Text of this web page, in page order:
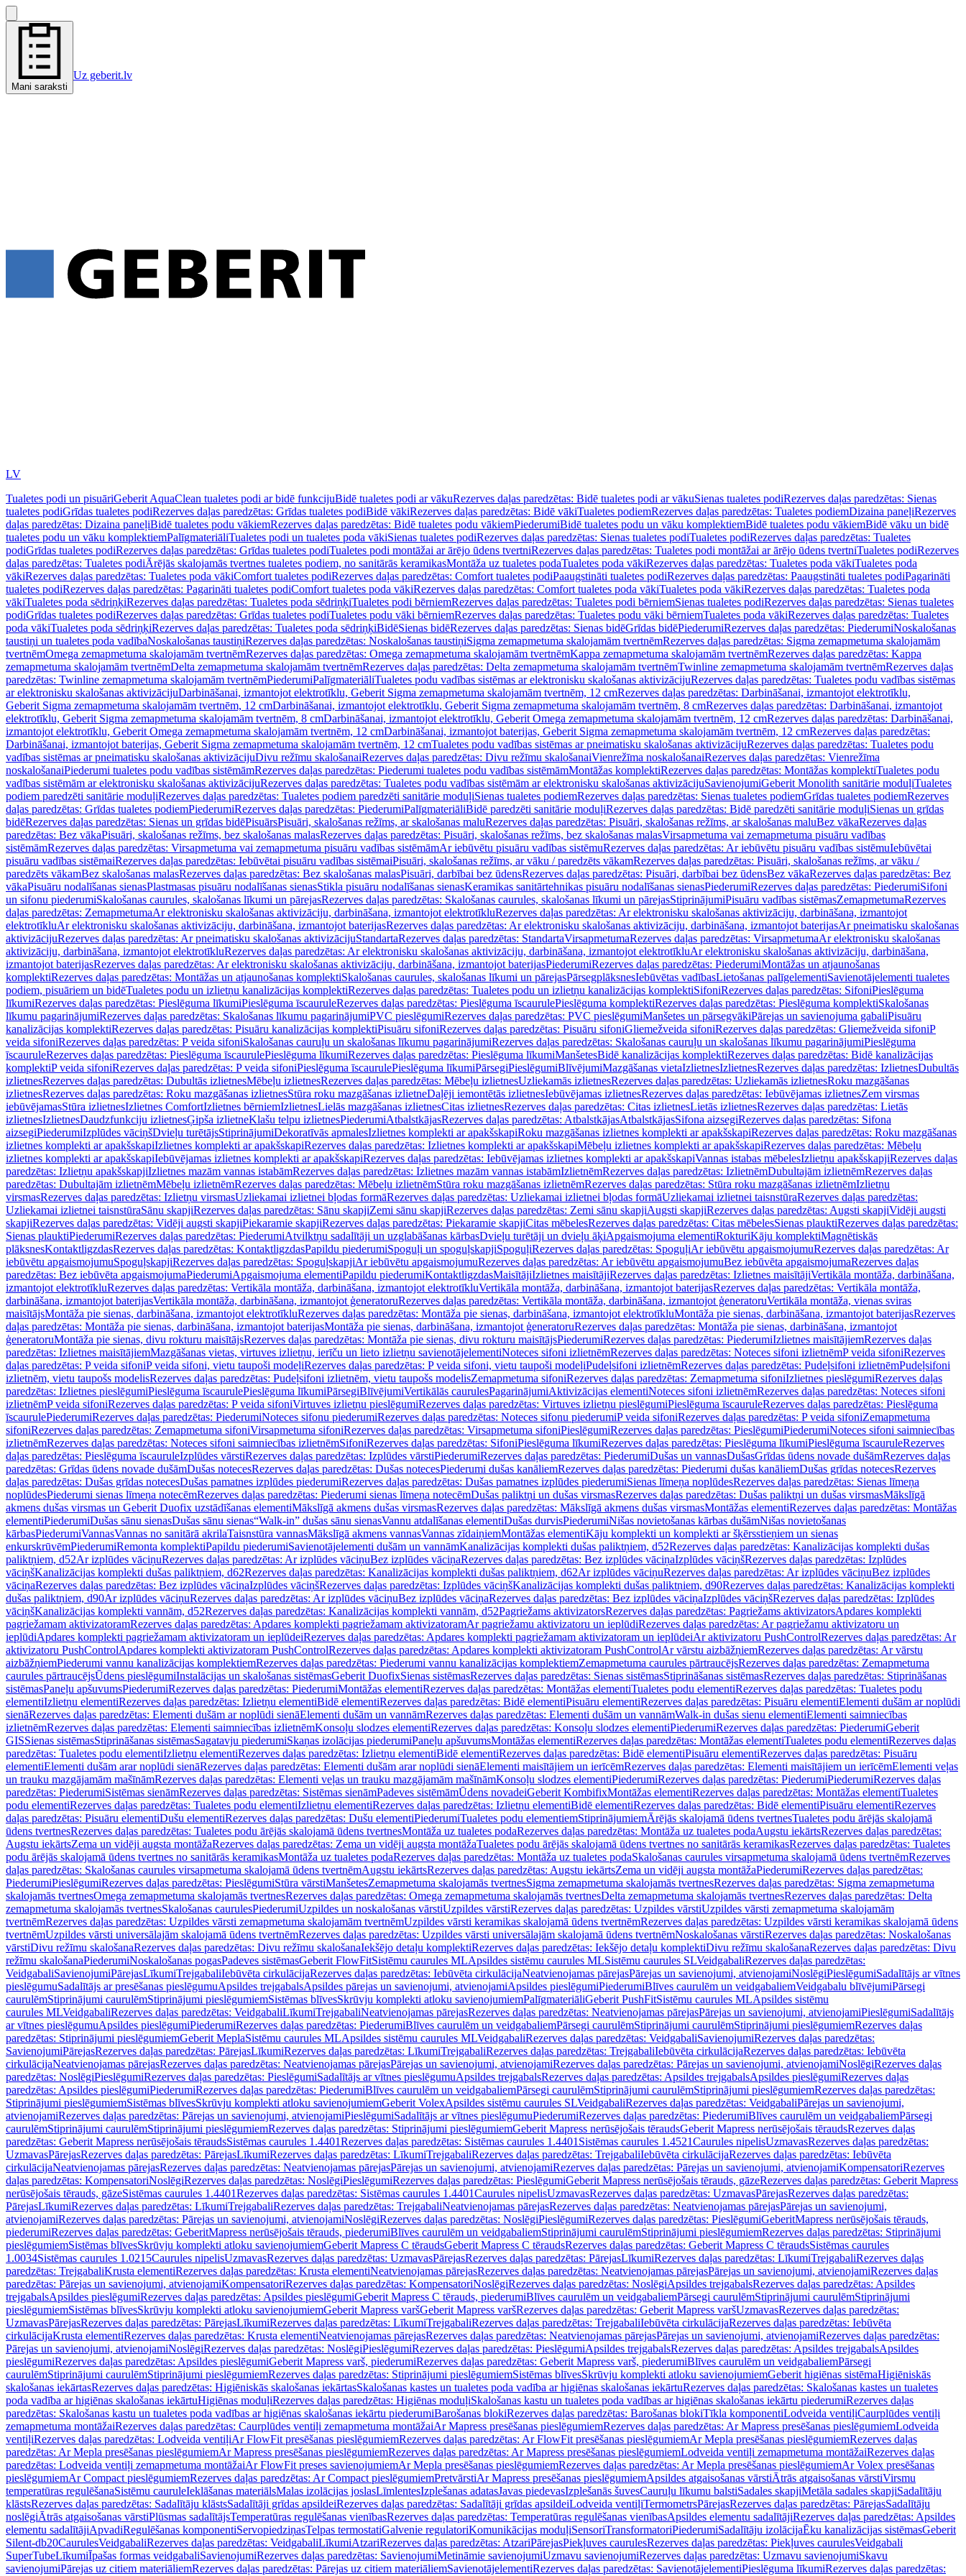
Mani saraksti
Uz geberit.lv
LV
Tualetes podi un pisuāriGeberit AquaClean tualetes podi ar bidē funkcijuBidē tualetes podi ar vākuRezerves daļas paredzētas: Bidē tualetes podi ar vākuSienas tualetes podiRezerves daļas paredzētas: Sienas
tualetes podiGrīdas tualetes podiRezerves daļas paredzētas: Grīdas tualetes podiBidē vākiRezerves daļas paredzētas: Bidē vākiTualetes podiemRezerves daļas paredzētas: Tualetes podiemDizaina paneļiRezerves
daļas paredzētas: Dizaina paneļiBidē tualetes podu vākiemRezerves daļas paredzētas: Bidē tualetes podu vākiemPiederumiBidē tualetes podu un vāku komplektiemBidē tualetes podu vākiemBidē vāku un bidē
tualetes podu un vāku komplektiemPalīgmateriāliTualetes podi un tualetes poda vākiSienas tualetes podiRezerves daļas paredzētas: Sienas tualetes podiTualetes podiRezerves daļas paredzētas: Tualetes
podiGrīdas tualetes podiRezerves daļas paredzētas: Grīdas tualetes podiTualetes podi montāžai ar ārējo ūdens tvertniRezerves daļas paredzētas: Tualetes podi montāžai ar ārējo ūdens tvertniTualetes podiRezerves
daļas paredzētas: Tualetes podiĀrējās skalojamās tvertnes tualetes podiem, no sanitārās keramikasMontāža uz tualetes podaTualetes poda vākiRezerves daļas paredzētas: Tualetes poda vākiTualetes poda
vākiRezerves daļas paredzētas: Tualetes poda vākiComfort tualetes podiRezerves daļas paredzētas: Comfort tualetes podiPaaugstināti tualetes podiRezerves daļas paredzētas: Paaugstināti tualetes podiPagarināti
tualetes podiRezerves daļas paredzētas: Pagarināti tualetes podiComfort tualetes poda vākiRezerves daļas paredzētas: Comfort tualetes poda vākiTualetes poda vākiRezerves daļas paredzētas: Tualetes poda
vākiTualetes poda sēdriņķiRezerves daļas paredzētas: Tualetes poda sēdriņķiTualetes podi bērniemRezerves daļas paredzētas: Tualetes podi bērniemSienas tualetes podiRezerves daļas paredzētas: Sienas tualetes
podiGrīdas tualetes podiRezerves daļas paredzētas: Grīdas tualetes podiTualetes podu vāki bērniemRezerves daļas paredzētas: Tualetes podu vāki bērniemTualetes poda vākiRezerves daļas paredzētas: Tualetes
poda vākiTualetes poda sēdriņķiRezerves daļas paredzētas: Tualetes poda sēdriņķiBidēSienas bidēRezerves daļas paredzētas: Sienas bidēGrīdas bidēPiederumiRezerves daļas paredzētas: PiederumiNoskalošanas
taustiņi un tualetes poda vadībaNoskalošanas taustiņiRezerves daļas paredzētas: Noskalošanas taustiņiSigma zemapmetuma skalojamām tvertnēmRezerves daļas paredzētas: Sigma zemapmetuma skalojamām
tvertnēmOmega zemapmetuma skalojamām tvertnēmRezerves daļas paredzētas: Omega zemapmetuma skalojamām tvertnēmKappa zemapmetuma skalojamām tvertnēmRezerves daļas paredzētas: Kappa
zemapmetuma skalojamām tvertnēmDelta zemapmetuma skalojamām tvertnēmRezerves daļas paredzētas: Delta zemapmetuma skalojamām tvertnēmTwinline zemapmetuma skalojamām tvertnēmRezerves daļas
paredzētas: Twinline zemapmetuma skalojamām tvertnēmPiederumiPalīgmateriāliTualetes podu vadības sistēmas ar elektronisku skalošanas aktivizācijuRezerves daļas paredzētas: Tualetes podu vadības sistēmas
ar elektronisku skalošanas aktivizācijuDarbināšanai, izmantojot elektrotīklu, Geberit Sigma zemapmetuma skalojamām tvertnēm, 12 cmRezerves daļas paredzētas: Darbināšanai, izmantojot elektrotīklu,
Geberit Sigma zemapmetuma skalojamām tvertnēm, 12 cmDarbināšanai, izmantojot elektrotīklu, Geberit Sigma zemapmetuma skalojamām tvertnēm, 8 cmRezerves daļas paredzētas: Darbināšanai, izmantojot
elektrotīklu, Geberit Sigma zemapmetuma skalojamām tvertnēm, 8 cmDarbināšanai, izmantojot elektrotīklu, Geberit Omega zemapmetuma skalojamām tvertnēm, 12 cmRezerves daļas paredzētas: Darbināšanai,
izmantojot elektrotīklu, Geberit Omega zemapmetuma skalojamām tvertnēm, 12 cmDarbināšanai, izmantojot baterijas, Geberit Sigma zemapmetuma skalojamām tvertnēm, 12 cmRezerves daļas paredzētas:
Darbināšanai, izmantojot baterijas, Geberit Sigma zemapmetuma skalojamām tvertnēm, 12 cmTualetes podu vadības sistēmas ar pneimatisku skalošanas aktivizācijuRezerves daļas paredzētas: Tualetes podu
vadības sistēmas ar pneimatisku skalošanas aktivizācijuDivu režīmu skalošanaiRezerves daļas paredzētas: Divu režīmu skalošanaiVienrežīma noskalošanaiRezerves daļas paredzētas: Vienrežīma
noskalošanaiPiederumi tualetes podu vadības sistēmāmRezerves daļas paredzētas: Piederumi tualetes podu vadības sistēmāmMontāžas komplektiRezerves daļas paredzētas: Montāžas komplektiTualetes podu
vadības sistēmām ar elektronisku skalošanas aktivizācijuRezerves daļas paredzētas: Tualetes podu vadības sistēmām ar elektronisku skalošanas aktivizācijuSavienojumiGeberit Monolith sanitārie moduļiTualetes
podiem paredzēti sanitārie moduļiRezerves daļas paredzētas: Tualetes podiem paredzēti sanitārie moduļiSienas tualetes podiemRezerves daļas paredzētas: Sienas tualetes podiemGrīdas tualetes podiemRezerves
daļas paredzētas: Grīdas tualetes podiemPiederumiRezerves daļas paredzētas: PiederumiPalīgmateriāliBidē paredzēti sanitārie moduļiRezerves daļas paredzētas: Bidē paredzēti sanitārie moduļiSienas un grīdas
bidēRezerves daļas paredzētas: Sienas un grīdas bidēPisuārsPisuāri, skalošanas režīms, ar skalošanas maluRezerves daļas paredzētas: Pisuāri, skalošanas režīms, ar skalošanas maluBez vākaRezerves daļas
paredzētas: Bez vākaPisuāri, skalošanas režīms, bez skalošanas malasRezerves daļas paredzētas: Pisuāri, skalošanas režīms, bez skalošanas malasVirsapmetuma vai zemapmetuma pisuāru vadības
sistēmāmRezerves daļas paredzētas: Virsapmetuma vai zemapmetuma pisuāru vadības sistēmāmAr iebūvētu pisuāru vadības sistēmuRezerves daļas paredzētas: Ar iebūvētu pisuāru vadības sistēmuIebūvētai
pisuāru vadības sistēmaiRezerves daļas paredzētas: Iebūvētai pisuāru vadības sistēmaiPisuāri, skalošanas režīms, ar vāku / paredzēts vākamRezerves daļas paredzētas: Pisuāri, skalošanas režīms, ar vāku /
paredzēts vākamBez skalošanas malasRezerves daļas paredzētas: Bez skalošanas malasPisuāri, darbībai bez ūdensRezerves daļas paredzētas: Pisuāri, darbībai bez ūdensBez vākaRezerves daļas paredzētas: Bez
vākaPisuāru nodalīšanas sienasPlastmasas pisuāru nodalīšanas sienasStikla pisuāru nodalīšanas sienasKeramikas sanitārtehnikas pisuāru nodalīšanas sienasPiederumiRezerves daļas paredzētas: PiederumiSifoni
un sifonu piederumiSkalošanas caurules, skalošanas līkumi un pārejasRezerves daļas paredzētas: Skalošanas caurules, skalošanas līkumi un pārejasStiprinājumiPisuāru vadības sistēmasZemapmetumaRezerves
daļas paredzētas: ZemapmetumaAr elektronisku skalošanas aktivizāciju, darbināšana, izmantojot elektrotīkluRezerves daļas paredzētas: Ar elektronisku skalošanas aktivizāciju, darbināšana, izmantojot
elektrotīkluAr elektronisku skalošanas aktivizāciju, darbināšana, izmantojot baterijasRezerves daļas paredzētas: Ar elektronisku skalošanas aktivizāciju, darbināšana, izmantojot baterijasAr pneimatisku skalošanas
aktivizācijuRezerves daļas paredzētas: Ar pneimatisku skalošanas aktivizācijuStandartaRezerves daļas paredzētas: StandartaVirsapmetumaRezerves daļas paredzētas: VirsapmetumaAr elektronisku skalošanas
aktivizāciju, darbināšana, izmantojot elektrotīkluRezerves daļas paredzētas: Ar elektronisku skalošanas aktivizāciju, darbināšana, izmantojot elektrotīkluAr elektronisku skalošanas aktivizāciju, darbināšana,
izmantojot baterijasRezerves daļas paredzētas: Ar elektronisku skalošanas aktivizāciju, darbināšana, izmantojot baterijasPiederumiRezerves daļas paredzētas: PiederumiMontāžas un atjaunošanas
komplektiRezerves daļas paredzētas: Montāžas un atjaunošanas komplektiSkalošanas caurules, skalošanas līkumi un pārejasPārsegplāksnesIebūvētas vadībasLietošanas palīgelementiSavienotājelementi tualetes
podiem, pisuāriem un bidēTualetes podu un izlietņu kanalizācijas komplektiRezerves daļas paredzētas: Tualetes podu un izlietņu kanalizācijas komplektiSifoniRezerves daļas paredzētas: SifoniPieslēguma
līkumiRezerves daļas paredzētas: Pieslēguma līkumiPieslēguma īscauruleRezerves daļas paredzētas: Pieslēguma īscaurulePieslēguma komplektiRezerves daļas paredzētas: Pieslēguma komplektiSkalošanas
līkumu pagarinājumiRezerves daļas paredzētas: Skalošanas līkumu pagarinājumiPVC pieslēgumiRezerves daļas paredzētas: PVC pieslēgumiManšetes un pārsegvākiPārejas un savienojuma gabaliPisuāru
kanalizācijas komplektiRezerves daļas paredzētas: Pisuāru kanalizācijas komplektiPisuāru sifoniRezerves daļas paredzētas: Pisuāru sifoniGliemežveida sifoniRezerves daļas paredzētas: Gliemežveida sifoniP
veida sifoniRezerves daļas paredzētas: P veida sifoniSkalošanas cauruļu un skalošanas līkumu pagarinājumiRezerves daļas paredzētas: Skalošanas cauruļu un skalošanas līkumu pagarinājumiPieslēguma
īscauruleRezerves daļas paredzētas: Pieslēguma īscaurulePieslēguma līkumiRezerves daļas paredzētas: Pieslēguma līkumiManšetesBidē kanalizācijas komplektiRezerves daļas paredzētas: Bidē kanalizācijas
komplektiP veida sifoniRezerves daļas paredzētas: P veida sifoniPieslēguma īscaurulePieslēguma līkumiPārsegiPieslēgumiBlīvējumiMazgāšanas vietaIzlietnesIzlietnesRezerves daļas paredzētas: IzlietnesDubultās
izlietnesRezerves daļas paredzētas: Dubultās izlietnesMēbeļu izlietnesRezerves daļas paredzētas: Mēbeļu izlietnesUzliekamās izlietnesRezerves daļas paredzētas: Uzliekamās izlietnesRoku mazgāšanas
izlietnesRezerves daļas paredzētas: Roku mazgāšanas izlietnesStūra roku mazgāšanas izlietneDaļēji iemontētās izlietnesIebūvējamas izlietnesRezerves daļas paredzētas: Iebūvējamas izlietnesZem virsmas
iebūvējamasStūra izlietnesIzlietnes ComfortIzlietnes bērniemIzlietnesLielās mazgāšanas izlietnesCitas izlietnesRezerves daļas paredzētas: Citas izlietnesLietās izlietnesRezerves daļas paredzētas: Lietās
izlietnesIzlietnesDaudzfunkciju izlietnesĢipša izlietneKlašu telpu izlietnesPiederumiAtbalstkājasRezerves daļas paredzētas: AtbalstkājasAtbalstkājasSifona aizsegiRezerves daļas paredzētas: Sifona
aizsegiPiederumiIzplūdes vāciņšDvieļu turētājsStiprinājumiDekoratīvās apmalesIzlietnes komplekti ar apakšskapiRoku mazgāšanas izlietnes komplekti ar apakšskapiRezerves daļas paredzētas: Roku mazgāšanas
izlietnes komplekti ar apakšskapiIzlietnes komplekti ar apakšskapiRezerves daļas paredzētas: Izlietnes komplekti ar apakšskapiMēbeļu izlietnes komplekti ar apakšskapiRezerves daļas paredzētas: Mēbeļu
izlietnes komplekti ar apakšskapiIebūvējamas izlietnes komplekti ar apakšskapiRezerves daļas paredzētas: Iebūvējamas izlietnes komplekti ar apakšskapiVannas istabas mēbelesIzlietņu apakšskapjiRezerves daļas
paredzētas: Izlietņu apakšskapjiIzlietnes mazām vannas istabāmRezerves daļas paredzētas: Izlietnes mazām vannas istabāmIzlietnēmRezerves daļas paredzētas: IzlietnēmDubultajām izlietnēmRezerves daļas
paredzētas: Dubultajām izlietnēmMēbeļu izlietnēmRezerves daļas paredzētas: Mēbeļu izlietnēmStūra roku mazgāšanas izlietnēmRezerves daļas paredzētas: Stūra roku mazgāšanas izlietnēmIzlietņu
virsmasRezerves daļas paredzētas: Izlietņu virsmasUzliekamai izlietnei bļodas formāRezerves daļas paredzētas: Uzliekamai izlietnei bļodas formāUzliekamai izlietnei taisnstūraRezerves daļas paredzētas:
Uzliekamai izlietnei taisnstūraSānu skapjiRezerves daļas paredzētas: Sānu skapjiZemi sānu skapjiRezerves daļas paredzētas: Zemi sānu skapjiAugsti skapjiRezerves daļas paredzētas: Augsti skapjiVidēji augsti
skapjiRezerves daļas paredzētas: Vidēji augsti skapjiPiekaramie skapjiRezerves daļas paredzētas: Piekaramie skapjiCitas mēbelesRezerves daļas paredzētas: Citas mēbelesSienas plauktiRezerves daļas paredzētas:
Sienas plauktiPiederumiRezerves daļas paredzētas: PiederumiAtvilktņu sadalītāji un uzglabāšanas kārbasDvieļu turētāji un dvieļu āķiApgaismojuma elementiRokturiKāju komplektiMagnētiskās
plāksnesKontaktligzdasRezerves daļas paredzētas: KontaktligzdasPapildu piederumiSpoguļi un spoguļskapjiSpoguļiRezerves daļas paredzētas: SpoguļiAr iebūvētu apgaismojumuRezerves daļas paredzētas: Ar
iebūvētu apgaismojumuSpoguļskapjiRezerves daļas paredzētas: SpoguļskapjiAr iebūvētu apgaismojumuRezerves daļas paredzētas: Ar iebūvētu apgaismojumuBez iebūvēta apgaismojumaRezerves daļas
paredzētas: Bez iebūvēta apgaismojumaPiederumiApgaismojuma elementiPapildu piederumiKontaktligzdasMaisītājiIzlietnes maisītājiRezerves daļas paredzētas: Izlietnes maisītājiVertikāla montāža, darbināšana,
izmantojot elektrotīkluRezerves daļas paredzētas: Vertikāla montāža, darbināšana, izmantojot elektrotīkluVertikāla montāža, darbināšana, izmantojot baterijasRezerves daļas paredzētas: Vertikāla montāža,
darbināšana, izmantojot baterijasVertikāla montāža, darbināšana, izmantojot ģeneratoruRezerves daļas paredzētas: Vertikāla montāža, darbināšana, izmantojot ģeneratoruVertikāla montāža, vienas sviras
maisītājsMontāža pie sienas, darbināšana, izmantojot elektrotīkluRezerves daļas paredzētas: Montāža pie sienas, darbināšana, izmantojot elektrotīkluMontāža pie sienas, darbināšana, izmantojot baterijasRezerves
daļas paredzētas: Montāža pie sienas, darbināšana, izmantojot baterijasMontāža pie sienas, darbināšana, izmantojot ģeneratoruRezerves daļas paredzētas: Montāža pie sienas, darbināšana, izmantojot
ģeneratoruMontāža pie sienas, divu rokturu maisītājsRezerves daļas paredzētas: Montāža pie sienas, divu rokturu maisītājsPiederumiRezerves daļas paredzētas: PiederumiIzlietnes maisītājiemRezerves daļas
paredzētas: Izlietnes maisītājiemMazgāšanas vietas, virtuves izlietņu, ierīču un lieto izlietņu savienotājelementiNoteces sifoni izlietnēmRezerves daļas paredzētas: Noteces sifoni izlietnēmP veida sifoniRezerves
daļas paredzētas: P veida sifoniP veida sifoni, vietu taupoši modeļiRezerves daļas paredzētas: P veida sifoni, vietu taupoši modeļiPudeļsifoni izlietnēmRezerves daļas paredzētas: Pudeļsifoni izlietnēmPudeļsifoni
izlietnēm, vietu taupošs modelisRezerves daļas paredzētas: Pudeļsifoni izlietnēm, vietu taupošs modelisZemapmetuma sifoniRezerves daļas paredzētas: Zemapmetuma sifoniIzlietnes pieslēgumiRezerves daļas
paredzētas: Izlietnes pieslēgumiPieslēguma īscaurulePieslēguma līkumiPārsegiBlīvējumiVertikālās caurulesPagarinājumiAktivizācijas elementiNoteces sifoni izlietnēmRezerves daļas paredzētas: Noteces sifoni
izlietnēmP veida sifoniRezerves daļas paredzētas: P veida sifoniVirtuves izlietņu pieslēgumiRezerves daļas paredzētas: Virtuves izlietņu pieslēgumiPieslēguma īscauruleRezerves daļas paredzētas: Pieslēguma
īscaurulePiederumiRezerves daļas paredzētas: PiederumiNoteces sifonu piederumiRezerves daļas paredzētas: Noteces sifonu piederumiP veida sifoniRezerves daļas paredzētas: P veida sifoniZemapmetuma
sifoniRezerves daļas paredzētas: Zemapmetuma sifoniVirsapmetuma sifoniRezerves daļas paredzētas: Virsapmetuma sifoniPieslēgumiRezerves daļas paredzētas: PieslēgumiPiederumiNoteces sifoni saimniecības
izlietnēmRezerves daļas paredzētas: Noteces sifoni saimniecības izlietnēmSifoniRezerves daļas paredzētas: SifoniPieslēguma līkumiRezerves daļas paredzētas: Pieslēguma līkumiPieslēguma īscauruleRezerves
daļas paredzētas: Pieslēguma īscauruleIzplūdes vārstiRezerves daļas paredzētas: Izplūdes vārstiPiederumiRezerves daļas paredzētas: PiederumiDušas un vannasDušasGrīdas ūdens novade dušāmRezerves daļas
paredzētas: Grīdas ūdens novade dušāmDušas notecesRezerves daļas paredzētas: Dušas notecesPiederumi dušas kanāliemRezerves daļas paredzētas: Piederumi dušas kanāliemDušas grīdas notecesRezerves
daļas paredzētas: Dušas grīdas notecesDušas pamatnes izplūdes piederumiRezerves daļas paredzētas: Dušas pamatnes izplūdes piederumiSienas līmeņa noplūdesRezerves daļas paredzētas: Sienas līmeņa
noplūdesPiederumi sienas līmeņa notecēmRezerves daļas paredzētas: Piederumi sienas līmeņa notecēmDušas paliktņi un dušas virsmasRezerves daļas paredzētas: Dušas paliktņi un dušas virsmasMākslīgā
akmens dušas virsmas un Geberit Duofix uzstādīšanas elementiMākslīgā akmens dušas virsmasRezerves daļas paredzētas: Mākslīgā akmens dušas virsmasMontāžas elementiRezerves daļas paredzētas: Montāžas
elementiPiederumiDušas sānu sienasDušas sānu sienas“Walk-in” dušas sānu sienasVannu atdalīšanas elementiDušas durvisPiederumiNišas novietošanas kārbas dušāmNišas novietošanas
kārbasPiederumiVannasVannas no sanitārā akrilaTaisnstūra vannasMākslīgā akmens vannasVannas zīdaiņiemMontāžas elementiKāju komplekti un komplekti ar šķērsstieņiem un sienas
enkurskrūvēmPiederumiRemonta komplektiPapildu piederumiSavienotājelementi dušām un vannāmKanalizācijas komplekti dušas paliktņiem, d52Rezerves daļas paredzētas: Kanalizācijas komplekti dušas
paliktņiem, d52Ar izplūdes vāciņuRezerves daļas paredzētas: Ar izplūdes vāciņuBez izplūdes vāciņaRezerves daļas paredzētas: Bez izplūdes vāciņaIzplūdes vāciņšRezerves daļas paredzētas: Izplūdes
vāciņšKanalizācijas komplekti dušas paliktņiem, d62Rezerves daļas paredzētas: Kanalizācijas komplekti dušas paliktņiem, d62Ar izplūdes vāciņuRezerves daļas paredzētas: Ar izplūdes vāciņuBez izplūdes
vāciņaRezerves daļas paredzētas: Bez izplūdes vāciņaIzplūdes vāciņšRezerves daļas paredzētas: Izplūdes vāciņšKanalizācijas komplekti dušas paliktņiem, d90Rezerves daļas paredzētas: Kanalizācijas komplekti
dušas paliktņiem, d90Ar izplūdes vāciņuRezerves daļas paredzētas: Ar izplūdes vāciņuBez izplūdes vāciņaRezerves daļas paredzētas: Bez izplūdes vāciņaIzplūdes vāciņšRezerves daļas paredzētas: Izplūdes
vāciņšKanalizācijas komplekti vannām, d52Rezerves daļas paredzētas: Kanalizācijas komplekti vannām, d52Pagriežams aktivizatorsRezerves daļas paredzētas: Pagriežams aktivizatorsApdares komplekti
pagriežamam aktivizatoramRezerves daļas paredzētas: Apdares komplekti pagriežamam aktivizatoramAr pagriežamu aktivizatoru un ieplūdiRezerves daļas paredzētas: Ar pagriežamu aktivizatoru un
ieplūdiApdares komplekti pagriežamam aktivizatoram un ieplūdeiRezerves daļas paredzētas: Apdares komplekti pagriežamam aktivizatoram un ieplūdeiAr aktivizatoru PushControlRezerves daļas paredzētas: Ar
aktivizatoru PushControlApdares komplekti aktivizatoram PushControlRezerves daļas paredzētas: Apdares komplekti aktivizatoram PushControlAr vārstu aizbāžņiemRezerves daļas paredzētas: Ar vārstu
aizbāžņiemPiederumi vannu kanalizācijas komplektiemRezerves daļas paredzētas: Piederumi vannu kanalizācijas komplektiemZemapmetuma caurules pārtraucējsRezerves daļas paredzētas: Zemapmetuma
caurules pārtraucējsŪdens pieslēgumiInstalācijas un skalošanas sistēmasGeberit DuofixSienas sistēmasRezerves daļas paredzētas: Sienas sistēmasStiprināšanas sistēmasRezerves daļas paredzētas: Stiprināšanas
sistēmasPaneļu apšuvumsPiederumiRezerves daļas paredzētas: PiederumiMontāžas elementiRezerves daļas paredzētas: Montāžas elementiTualetes podu elementiRezerves daļas paredzētas: Tualetes podu
elementiIzlietņu elementiRezerves daļas paredzētas: Izlietņu elementiBidē elementiRezerves daļas paredzētas: Bidē elementiPisuāru elementiRezerves daļas paredzētas: Pisuāru elementiElementi dušām ar noplūdi
sienāRezerves daļas paredzētas: Elementi dušām ar noplūdi sienāElementi dušām un vannāmRezerves daļas paredzētas: Elementi dušām un vannāmWalk-in dušas sienu elementiElementi saimniecības
izlietnēmRezerves daļas paredzētas: Elementi saimniecības izlietnēmKonsoļu slodzes elementiRezerves daļas paredzētas: Konsoļu slodzes elementiPiederumiRezerves daļas paredzētas: PiederumiGeberit
GISSienas sistēmasStiprināšanas sistēmasSagatavju piederumiSkaņas izolācijas piederumiPaneļu apšuvumsMontāžas elementiRezerves daļas paredzētas: Montāžas elementiTualetes podu elementiRezerves daļas
paredzētas: Tualetes podu elementiIzlietņu elementiRezerves daļas paredzētas: Izlietņu elementiBidē elementiRezerves daļas paredzētas: Bidē elementiPisuāru elementiRezerves daļas paredzētas: Pisuāru
elementiElementi dušām arar noplūdi sienāRezerves daļas paredzētas: Elementi dušām arar noplūdi sienāElementi maisītājiem un ierīcēmRezerves daļas paredzētas: Elementi maisītājiem un ierīcēmElementi veļas
un trauku mazgājamām mašīnāmRezerves daļas paredzētas: Elementi veļas un trauku mazgājamām mašīnāmKonsoļu slodzes elementiPiederumiRezerves daļas paredzētas: PiederumiPiederumiRezerves daļas
paredzētas: PiederumiSistēmas sienāmRezerves daļas paredzētas: Sistēmas sienāmPadeves sistēmāmŪdens novadeiGeberit KombifixMontāžas elementiRezerves daļas paredzētas: Montāžas elementiTualetes
podu elementiRezerves daļas paredzētas: Tualetes podu elementiIzlietņu elementiRezerves daļas paredzētas: Izlietņu elementiBidē elementiRezerves daļas paredzētas: Bidē elementiPisuāru elementiRezerves
daļas paredzētas: Pisuāru elementiDušu elementiRezerves daļas paredzētas: Dušu elementiPiederumiTualetes podu elementiemStiprinājumiemĀrējās skalojamā ūdens tvertnesTualetes podu ārējās skalojamā
ūdens tvertnesRezerves daļas paredzētas: Tualetes podu ārējās skalojamā ūdens tvertnesMontāža uz tualetes podaRezerves daļas paredzētas: Montāža uz tualetes podaAugstu iekārtsRezerves daļas paredzētas:
Augstu iekārtsZema un vidēji augsta montāžaRezerves daļas paredzētas: Zema un vidēji augsta montāžaTualetes podu ārējās skalojamā ūdens tvertnes no sanitārās keramikasRezerves daļas paredzētas: Tualetes
podu ārējās skalojamā ūdens tvertnes no sanitārās keramikasMontāža uz tualetes podaRezerves daļas paredzētas: Montāža uz tualetes podaSkalošanas caurules virsapmetuma skalojamā ūdens tvertnēmRezerves
daļas paredzētas: Skalošanas caurules virsapmetuma skalojamā ūdens tvertnēmAugstu iekārtsRezerves daļas paredzētas: Augstu iekārtsZema un vidēji augsta montāžaPiederumiRezerves daļas paredzētas:
PiederumiPieslēgumiRezerves daļas paredzētas: PieslēgumiStūra vārstiManšetesZemapmetuma skalojamās tvertnesSigma zemapmetuma skalojamās tvertnesRezerves daļas paredzētas: Sigma zemapmetuma
skalojamās tvertnesOmega zemapmetuma skalojamās tvertnesRezerves daļas paredzētas: Omega zemapmetuma skalojamās tvertnesDelta zemapmetuma skalojamās tvertnesRezerves daļas paredzētas: Delta
zemapmetuma skalojamās tvertnesSkalošanas caurulesPiederumiUzpildes un noskalošanas vārstiUzpildes vārstiRezerves daļas paredzētas: Uzpildes vārstiUzpildes vārsti zemapmetuma skalojamām
tvertnēmRezerves daļas paredzētas: Uzpildes vārsti zemapmetuma skalojamām tvertnēmUzpildes vārsti keramikas skalojamā ūdens tvertnēmRezerves daļas paredzētas: Uzpildes vārsti keramikas skalojamā ūdens
tvertnēmUzpildes vārsti universālajām skalojamā ūdens tvertnēmRezerves daļas paredzētas: Uzpildes vārsti universālajām skalojamā ūdens tvertnēmNoskalošanas vārstiRezerves daļas paredzētas: Noskalošanas
vārstiDivu režīmu skalošanaRezerves daļas paredzētas: Divu režīmu skalošanaIekšējo detaļu komplektiRezerves daļas paredzētas: Iekšējo detaļu komplektiDivu režīmu skalošanaRezerves daļas paredzētas: Divu
režīmu skalošanaPiederumiNoskalošanas pogasPadeves sistēmasGeberit FlowFitSistēmu caurules MLApsildes sistēmu caurules MLSistēmu caurules SLVeidgabaliRezerves daļas paredzētas:
VeidgabaliSavienojumiPārejasLīkumiTrejgabaliIebūvēta cirkulācijaRezerves daļas paredzētas: Iebūvēta cirkulācijaNeatvienojamas pārejasPārejas un savienojumi, atvienojamiNoslēgiPieslēgumiSadalītājs ar vītnes
pieslēgumuSadalītājs ar presēšanas pieslēgumuApsildes trejgabalsApsildes pārejas un savienojumi, atvienojamiApsildes pieslēgumiPiederumiBlīves caurulēm un veidgabaliemVeidgabalu blīvējumiPārsegi
caurulēmStiprinājumi caurulēmStiprinājumi pieslēgumiemSistēmas blīvesSkrūvju komplekti atloku savienojumiemPalīgmateriāliGeberit PushFitSistēmu caurules MLApsildes sistēmu
caurules MLVeidgabaliRezerves daļas paredzētas: VeidgabaliLīkumiTrejgabaliNeatvienojamas pārejasRezerves daļas paredzētas: Neatvienojamas pārejasPārejas un savienojumi, atvienojamiPieslēgumiSadalītājs
ar vītnes pieslēgumuApsildes pieslēgumiPiederumiRezerves daļas paredzētas: PiederumiBlīves caurulēm un veidgabaliemPārsegi caurulēmStiprinājumi caurulēmStiprinājumi pieslēgumiemRezerves daļas
paredzētas: Stiprinājumi pieslēgumiemGeberit MeplaSistēmu caurules MLApsildes sistēmu caurules MLVeidgabaliRezerves daļas paredzētas: VeidgabaliSavienojumiRezerves daļas paredzētas:
SavienojumiPārejasRezerves daļas paredzētas: PārejasLīkumiRezerves daļas paredzētas: LīkumiTrejgabaliRezerves daļas paredzētas: TrejgabaliIebūvēta cirkulācijaRezerves daļas paredzētas: Iebūvēta
cirkulācijaNeatvienojamas pārejasRezerves daļas paredzētas: Neatvienojamas pārejasPārejas un savienojumi, atvienojamiRezerves daļas paredzētas: Pārejas un savienojumi, atvienojamiNoslēgiRezerves daļas
paredzētas: NoslēgiPieslēgumiRezerves daļas paredzētas: PieslēgumiSadalītājs ar vītnes pieslēgumuApsildes trejgabalsRezerves daļas paredzētas: Apsildes trejgabalsApsildes pieslēgumiRezerves daļas
paredzētas: Apsildes pieslēgumiPiederumiRezerves daļas paredzētas: PiederumiBlīves caurulēm un veidgabaliemPārsegi caurulēmStiprinājumi caurulēmStiprinājumi pieslēgumiemRezerves daļas paredzētas:
Stiprinājumi pieslēgumiemSistēmas blīvesSkrūvju komplekti atloku savienojumiemGeberit VolexApsildes sistēmu caurules SLVeidgabaliRezerves daļas paredzētas: VeidgabaliPārejas un savienojumi,
atvienojamiRezerves daļas paredzētas: Pārejas un savienojumi, atvienojamiPieslēgumiSadalītājs ar vītnes pieslēgumuPiederumiRezerves daļas paredzētas: PiederumiBlīves caurulēm un veidgabaliemPārsegi
caurulēmStiprinājumi caurulēmStiprinājumi pieslēgumiemRezerves daļas paredzētas: Stiprinājumi pieslēgumiemGeberit Mapress nerūsējošais tēraudsGeberit Mapress nerūsējošais tēraudsRezerves daļas
paredzētas: Geberit Mapress nerūsējošais tēraudsSistēmas caurules 1.4401Rezerves daļas paredzētas: Sistēmas caurules 1.4401 Sistēmas caurules 1.4521Caurules nipelisUzmavasRezerves daļas paredzētas:
UzmavasPārejasRezerves daļas paredzētas: PārejasLīkumiRezerves daļas paredzētas: LīkumiTrejgabaliRezerves daļas paredzētas: TrejgabaliIebūvēta cirkulācijaRezerves daļas paredzētas: Iebūvēta
cirkulācijaNeatvienojamas pārejasRezerves daļas paredzētas: Neatvienojamas pārejasPārejas un savienojumi, atvienojamiRezerves daļas paredzētas: Pārejas un savienojumi, atvienojamiKompensatoriRezerves
daļas paredzētas: KompensatoriNoslēgiRezerves daļas paredzētas: NoslēgiPieslēgumiRezerves daļas paredzētas: PieslēgumiGeberit Mapress nerūsējošais tērauds, gāzeRezerves daļas paredzētas: Geberit Mapress
nerūsējošais tērauds, gāzeSistēmas caurules 1.4401Rezerves daļas paredzētas: Sistēmas caurules 1.4401Caurules nipelisUzmavasRezerves daļas paredzētas: UzmavasPārejasRezerves daļas paredzētas:
PārejasLīkumiRezerves daļas paredzētas: LīkumiTrejgabaliRezerves daļas paredzētas: TrejgabaliNeatvienojamas pārejasRezerves daļas paredzētas: Neatvienojamas pārejasPārejas un savienojumi,
atvienojamiRezerves daļas paredzētas: Pārejas un savienojumi, atvienojamiNoslēgiRezerves daļas paredzētas: NoslēgiPieslēgumiRezerves daļas paredzētas: PieslēgumiGeberitMapress nerūsējošais tērauds,
piederumiRezerves daļas paredzētas: GeberitMapress nerūsējošais tērauds, piederumiBlīves caurulēm un veidgabaliemStiprinājumi caurulēmStiprinājumi pieslēgumiemRezerves daļas paredzētas: Stiprinājumi
pieslēgumiemSistēmas blīvesSkrūvju komplekti atloku savienojumiemGeberit Mapress C tēraudsGeberit Mapress C tēraudsRezerves daļas paredzētas: Geberit Mapress C tēraudsSistēmas caurules
1.0034Sistēmas caurules 1.0215Caurules nipelisUzmavasRezerves daļas paredzētas: UzmavasPārejasRezerves daļas paredzētas: PārejasLīkumiRezerves daļas paredzētas: LīkumiTrejgabaliRezerves daļas
paredzētas: TrejgabaliKrusta elementiRezerves daļas paredzētas: Krusta elementiNeatvienojamas pārejasRezerves daļas paredzētas: Neatvienojamas pārejasPārejas un savienojumi, atvienojamiRezerves daļas
paredzētas: Pārejas un savienojumi, atvienojamiKompensatoriRezerves daļas paredzētas: KompensatoriNoslēgiRezerves daļas paredzētas: NoslēgiApsildes trejgabalsRezerves daļas paredzētas: Apsildes
trejgabalsApsildes pieslēgumiRezerves daļas paredzētas: Apsildes pieslēgumiGeberit Mapress C tērauds, piederumiBlīves caurulēm un veidgabaliemPārsegi caurulēmStiprinājumi caurulēmStiprinājumi
pieslēgumiemSistēmas blīvesSkrūvju komplekti atloku savienojumiemGeberit Mapress varšGeberit Mapress varšRezerves daļas paredzētas: Geberit Mapress varšUzmavasRezerves daļas paredzētas:
UzmavasPārejasRezerves daļas paredzētas: PārejasLīkumiRezerves daļas paredzētas: LīkumiTrejgabaliRezerves daļas paredzētas: TrejgabaliIebūvēta cirkulācijaRezerves daļas paredzētas: Iebūvēta
cirkulācijaKrusta elementiRezerves daļas paredzētas: Krusta elementiNeatvienojamas pārejasRezerves daļas paredzētas: Neatvienojamas pārejasPārejas un savienojumi, atvienojamiRezerves daļas paredzētas:
Pārejas un savienojumi, atvienojamiNoslēgiRezerves daļas paredzētas: NoslēgiPieslēgumiRezerves daļas paredzētas: PieslēgumiApsildes trejgabalsRezerves daļas paredzētas: Apsildes trejgabalsApsildes
pieslēgumiRezerves daļas paredzētas: Apsildes pieslēgumiGeberit Mapress varš, piederumiRezerves daļas paredzētas: Geberit Mapress varš, piederumiBlīves caurulēm un veidgabaliemPārsegi
caurulēmStiprinājumi caurulēmStiprinājumi pieslēgumiemRezerves daļas paredzētas: Stiprinājumi pieslēgumiemSistēmas blīvesSkrūvju komplekti atloku savienojumiemGeberit higiēnas sistēmaHigiēniskās
skalošanas iekārtasRezerves daļas paredzētas: Higiēniskās skalošanas iekārtasSkalošanas kastes un tualetes poda vadība ar higiēnas skalošanas iekārtuRezerves daļas paredzētas: Skalošanas kastes un tualetes
poda vadība ar higiēnas skalošanas iekārtuHigiēnas moduļiRezerves daļas paredzētas: Higiēnas moduļiSkalošanas kastu un tualetes poda vadības ar higiēnas skalošanas iekārtu piederumiRezerves daļas
paredzētas: Skalošanas kastu un tualetes poda vadības ar higiēnas skalošanas iekārtu piederumiBarošanas blokiRezerves daļas paredzētas: Barošanas blokiTīkla komponentiLodveida ventiļiCaurplūdes ventiļi
zemapmetuma montāžaiRezerves daļas paredzētas: Caurplūdes ventiļi zemapmetuma montāžaiAr Mapress presēšanas pieslēgumiemRezerves daļas paredzētas: Ar Mapress presēšanas pieslēgumiemLodveida
ventiļiRezerves daļas paredzētas: Lodveida ventiļiAr FlowFit presēšanas pieslēgumiemRezerves daļas paredzētas: Ar FlowFit presēšanas pieslēgumiemAr Mepla presēšanas pieslēgumiemRezerves daļas
paredzētas: Ar Mepla presēšanas pieslēgumiemAr Mapress presēšanas pieslēgumiemRezerves daļas paredzētas: Ar Mapress presēšanas pieslēgumiemLodveida ventiļi zemapmetuma montāžaiRezerves daļas
paredzētas: Lodveida ventiļi zemapmetuma montāžaiAr FlowFit preses savienojumiemAr Mepla presēšanas pieslēgumiemRezerves daļas paredzētas: Ar Mepla presēšanas pieslēgumiemAr Volex presēšanas
pieslēgumiemAr Compact pieslēgumiemRezerves daļas paredzētas: Ar Compact pieslēgumiemPretvārstiAr Mapress presēšanas pieslēgumiemApsildes atgaisošanas vārstiĀtrās atgaisošanas vārstiVirsmu
temperatūras regulēšanaSistēmu cauruleIeklāšanas materiālsMalas izolācijas joslasLīmlentesIzplešanas adatasJavas piedevasIzplešanās šuvesCauruļu līkumu balstiSadales skapjiMetāla sadales skapjiSadalītāju
klāstsRezerves daļas paredzētas: Sadalītāju klāstsSadalītāji grīdas apsildeiRezerves daļas paredzētas: Sadalītāji grīdas apsildeiLodveida ventiļiTermometrsPārejasRezerves daļas paredzētas: PārejasSadalītāju
noslēgiĀtrās atgaisošanas vārstiPlūsmas sadalītājsTemperatūras regulēšanas vienībasRezerves daļas paredzētas: Temperatūras regulēšanas vienībasApsildes elementu sadalītājiRezerves daļas paredzētas: Apsildes
elementu sadalītājiApvadiRegulēšanas komponentiServopiedziņasTelpas termostatiGalvenie regulatoriKomunikācijas moduļiSensoriTransformatoriPiederumiSadalītāju izolācijaĒku kanalizācijas sistēmasGeberit
Silent-db20CaurulesVeidgabaliRezerves daļas paredzētas: VeidgabaliLīkumiAtzariRezerves daļas paredzētas: AtzariPārejasPiekļuves caurulesRezerves daļas paredzētas: Piekļuves caurulesVeidgabali
SuperTubeLīkumiĪpašas formas veidgabaliSavienojumiRezerves daļas paredzētas: SavienojumiMetināmie savienojumiUzmavu savienojumiRezerves daļas paredzētas: Uzmavu savienojumiSkavu
savienojumiPārejas uz citiem materiāliemRezerves daļas paredzētas: Pārejas uz citiem materiāliemSavienotājelementiRezerves daļas paredzētas: SavienotājelementiPieslēguma līkumiRezerves daļas paredzētas: